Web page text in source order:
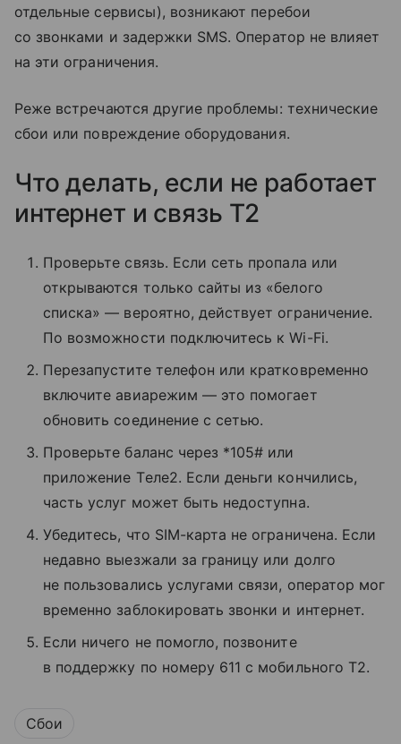
отдельные сервисы), возникают перебои
со звонками и задержки SMS. Оператор не влияет
на эти ограничения.
Реже встречаются другие проблемы: технические
сбои или повреждение оборудования.
Что делать, если не работает
интернет и связь T2
Проверьте связь. Если сеть пропала или
открываются только сайты из «белого
списка» — вероятно, действует ограничение.
По возможности подключитесь к Wi-Fi.
Перезапустите телефон или кратковременно
включите авиарежим — это помогает
обновить соединение с сетью.
Проверьте баланс через *105# или
приложение Tеле2. Если деньги кончились,
часть услуг может быть недоступна.
Убедитесь, что SIM-карта не ограничена. Если
недавно выезжали за границу или долго
не пользовались услугами связи, оператор мог
временно заблокировать звонки и интернет.
Если ничего не помогло, позвоните
в поддержку по номеру 611 с мобильного T2.
Сбои